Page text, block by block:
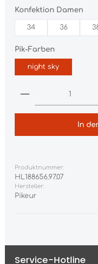
Konfektion Damen
34 36
Pik-Farben
night sky
Produkt Anzahl:
In
Produktnummer:
HL188656.97.07
Hersteller:
Pikeur
Service-Hotline